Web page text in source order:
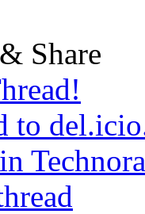
Share
to